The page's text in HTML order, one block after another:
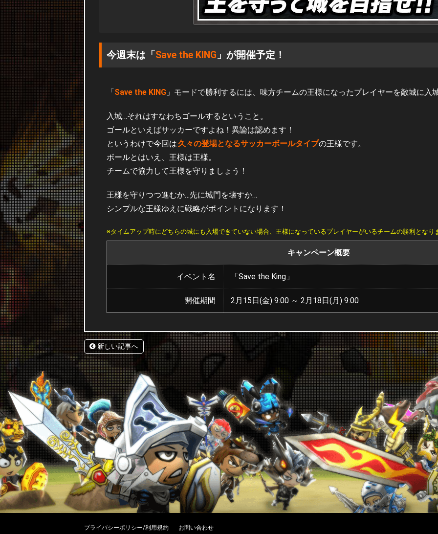
今週末は「 Save the KING 」が開催予定！
「Save the KING 」モードで勝利するには、味方チームの王様になったプレイヤーを敵城に入
入城…それはすなわちゴールするということ。
ゴールといえばサッカーですよね！異論は認めます！
というわけで今回は久々の登場となるサッカーボールタイプの王様です。
ボールとはいえ、王様は王様。
チームで協力して王様を守りましょう！
王様を守りつつ進むか…先に城門を壊すか…
シンプルな王様ゆえに戦略がポイントになります！
※タイムアップ時にどちらの城にも入場できていない場合、王様になっているプレイヤーがいるチームの勝利となり
キャンペーン概要
イベント名 「Save the King」
開催期間 2月15日(金) 9:00 ～ 2月18日(月) 9:00
新しい記事へ
プライバシーポリシー/利用規約 お問い合わせ